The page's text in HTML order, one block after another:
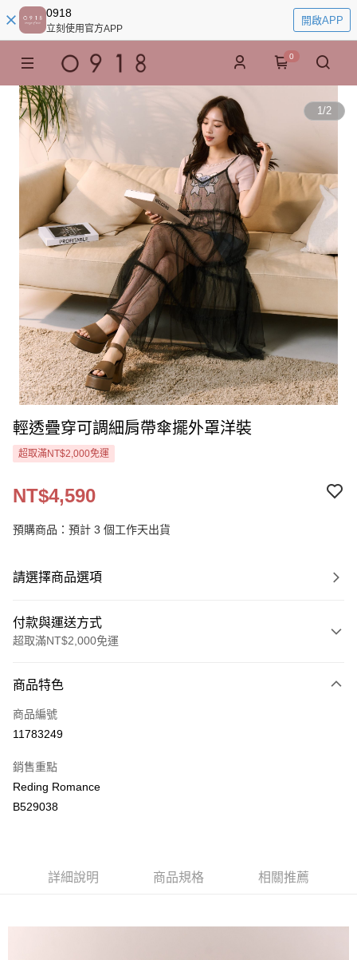
0918
立刻使用官方APP
開啟APP
0
1/2
輕透疊穿可調細肩帶傘擺外罩洋裝
超取滿NT$2,000免運
NT$4,590
預購商品：預計 3 個工作天出貨
請選擇商品選項
付款與運送方式
超取滿NT$2,000免運
信用卡一次付款
LINE Pay
街口支付
悠遊付
運送方式
每筆NT$80，滿NT$2,000(含以上)免運費
商品特色
商品編號
11783249
銷售重點
Reding Romance
B529038
詳細說明 商品規格 相關推薦